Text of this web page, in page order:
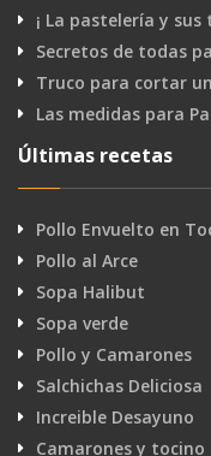
¡ La pastelería y sus
Secretos de todas
Truco para cortar
Las medidas para
Últimas recetas
Pollo Envuelto en
Pollo al Arce
Sopa Halibut
Sopa verde
Pollo y Camarones
Salchichas Deliciosa
Increible Desayuno
Camarones y tocino